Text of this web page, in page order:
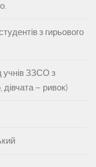
з гирьового
учнів ЗЗСО з
– ривок)